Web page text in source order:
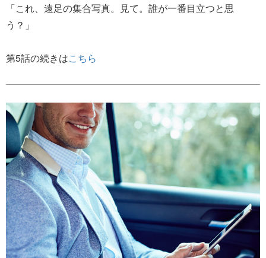
「これ、遠足の集合写真。見て。誰が一番目立つと思
う？」
第5話の続きはこちら